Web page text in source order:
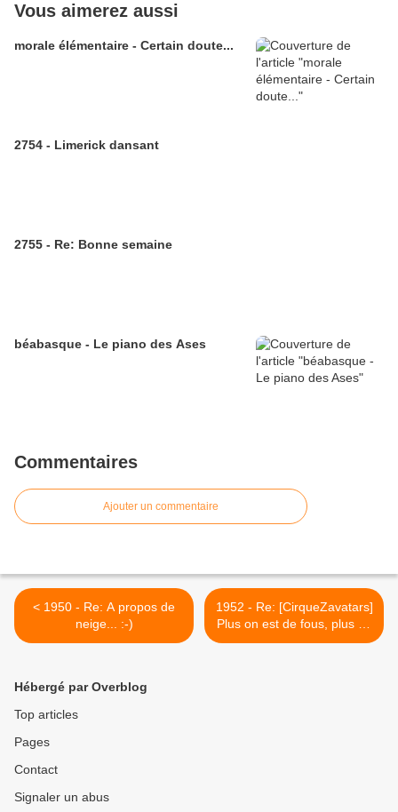
Vous aimerez aussi
morale élémentaire - Certain doute...
2754 - Limerick dansant
2755 - Re: Bonne semaine
béabasque - Le piano des Ases
Commentaires
Ajouter un commentaire
< 1950 - Re: A propos de
neige... :-)
1952 - Re: [CirqueZavatars]
Plus on est de fous, plus on
(mono)rime... >
Hébergé par Overblog
Top articles
Pages
Contact
Signaler un abus